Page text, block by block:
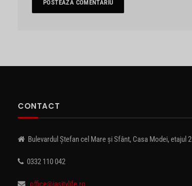
CONTACT
Bulevardul Ștefan cel Mare și Sfânt, Casa Modei, etajul 2
0332 110 042
office@iasitvlife.ro